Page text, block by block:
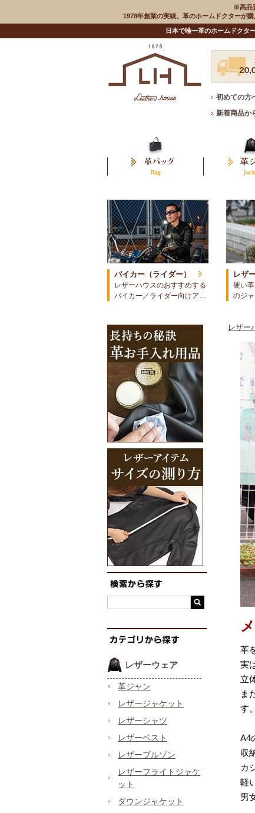
※高品
1978年創業の実績。革のホームドクターが
日本で唯一革のホームドクタ
初めての方
新着商品か
バイカー（ライダー）
レザーハウスのおすすめする
バイカー／ライダー向けア…
レザ
硬い
のジ
レザーウェア
革ジャン
レザージャケット
レザーシャツ
レザーベスト
レザーブルゾン
レザーフライトジャケ
ット
ダウンジャケット
レザー
革
実
立
ま
す。
A4
収
カ
軽
男